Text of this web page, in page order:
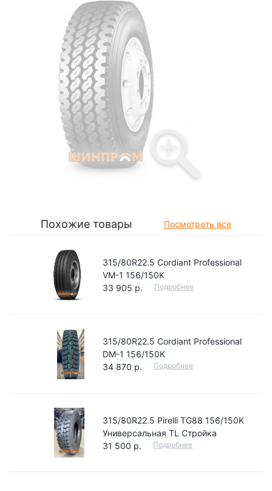
Похожие товары Посмотреть все
315/80R22.5 Cordiant Professional
VM-1 156/150K
33 905 р.
Подробнее
315/80R22.5 Cordiant Professional
DM-1 156/150K
34 870 р.
Подробнее
315/80R22.5 Pirelli TG88 156/150K
Универсальная TL Стройка
31 500 р.
Подробнее